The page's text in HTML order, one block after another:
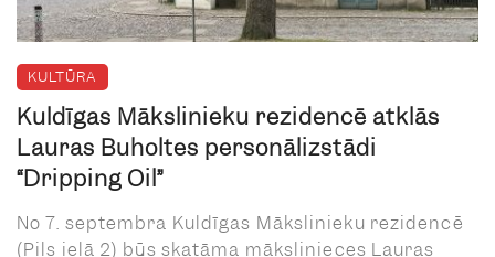
KULTŪRA
Kuldīgas Mākslinieku rezidencē atklās
Lauras Buholtes personālizstādi
“Dripping Oil”
No 7. septembra Kuldīgas Mākslinieku rezidencē
(Pils ielā 2) būs skatāma mākslinieces Lauras